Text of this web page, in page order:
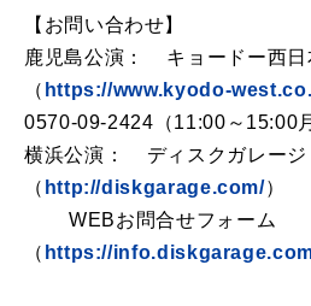
【お問い合わせ】
鹿児島公演： キョードー西日
（ https://www.kyodo-
0570-09-2424（11:00～15:00
横浜公演： ディスクガレージ
（ http://diskgarage.com/）
WEBお問合せフォーム
（ https://